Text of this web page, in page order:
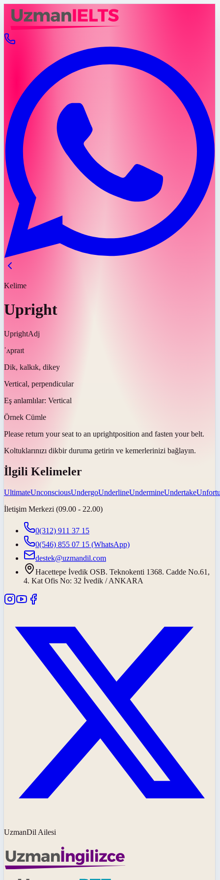
Kelime
Upright
UprightAdj
ˈʌpraɪt
Dik, kalkık, dikey
Vertical, perpendicular
Eş anlamlılar: Vertical
Örnek Cümle
Please return your seat to an uprightposition and fasten your belt.
Koltuklarınızı dikbir duruma getirin ve kemerlerinizi bağlayın.
İlgili Kelimeler
UltimateUnconsciousUndergoUnderlineUndermineUndertake
İletişim Merkezi (09.00 - 22.00)
0(312) 911 37 15
0(546) 855 07 15 (WhatsApp)
destek@uzmandil.com
Hacettepe İvedik OSB. Teknokenti 1368. Cadde No.61,
4. Kat Ofis No: 32 İvedik / ANKARA
UzmanDil Ailesi